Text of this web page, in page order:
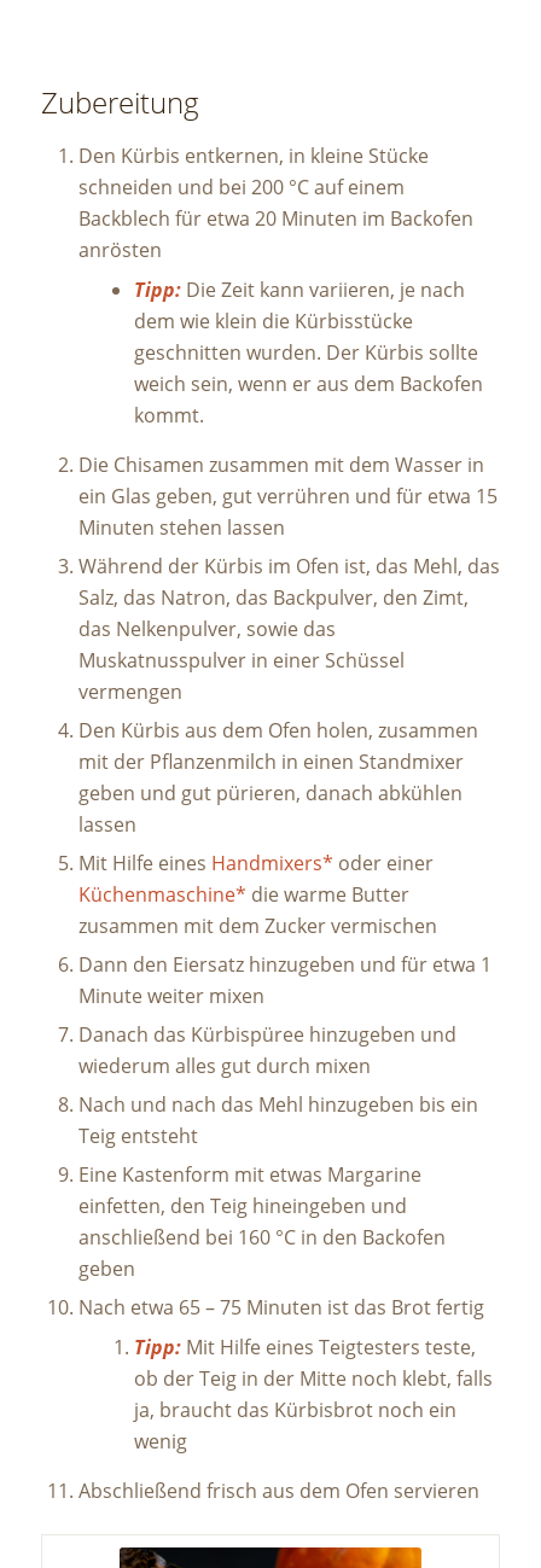
Zubereitung
Den Kürbis entkernen, in kleine Stücke
schneiden und bei 200 °C auf einem
Backblech für etwa 20 Minuten im Backofen
anrösten
Tipp: Die Zeit kann variieren, je nach
dem wie klein die Kürbisstücke
geschnitten wurden. Der Kürbis sollte
weich sein, wenn er aus dem Backofen
kommt.
Die Chisamen zusammen mit dem Wasser in
ein Glas geben, gut verrühren und für etwa 15
Minuten stehen lassen
Während der Kürbis im Ofen ist, das Mehl, das
Salz, das Natron, das Backpulver, den Zimt,
das Nelkenpulver, sowie das
Muskatnusspulver in einer Schüssel
vermengen
Den Kürbis aus dem Ofen holen, zusammen
mit der Pflanzenmilch in einen Standmixer
geben und gut pürieren, danach abkühlen
lassen
Mit Hilfe eines Handmixers* oder einer
Küchenmaschine* die warme Butter
zusammen mit dem Zucker vermischen
Dann den Eiersatz hinzugeben und für etwa 1
Minute weiter mixen
Danach das Kürbispüree hinzugeben und
wiederum alles gut durch mixen
Nach und nach das Mehl hinzugeben bis ein
Teig entsteht
Eine Kastenform mit etwas Margarine
einfetten, den Teig hineingeben und
anschließend bei 160 °C in den Backofen
geben
Nach etwa 65 – 75 Minuten ist das Brot fertig
Tipp: Mit Hilfe eines Teigtesters teste,
ob der Teig in der Mitte noch klebt, falls
ja, braucht das Kürbisbrot noch ein
wenig
Abschließend frisch aus dem Ofen servieren